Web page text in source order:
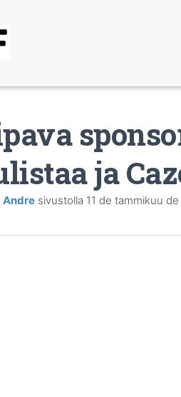
ja
Andre sivustolla 11 de tammikuu